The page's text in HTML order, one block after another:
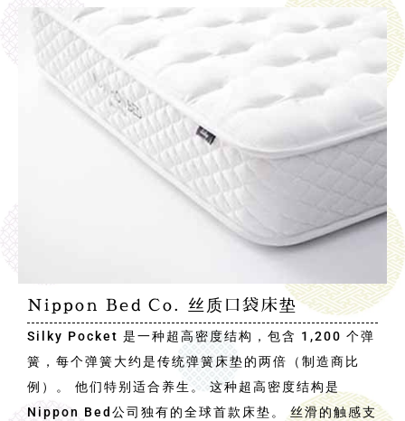
Nippon Bed Co. 丝质口袋床垫
Silky Pocket 是一种超高密度结构，包含 1,200 个弹
簧，每个弹簧大约是传统弹簧床垫的两倍（制造商比
例）。 他们特别适合养生。 这种超高密度结构是
Nippon Bed公司独有的全球首款床垫。 丝滑的触感支